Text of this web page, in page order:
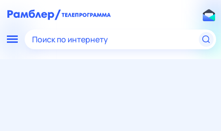
Поиск по интернету